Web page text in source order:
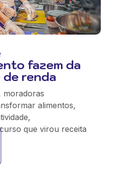
fazem da
renda
moradoras
alimentos,
que virou receita